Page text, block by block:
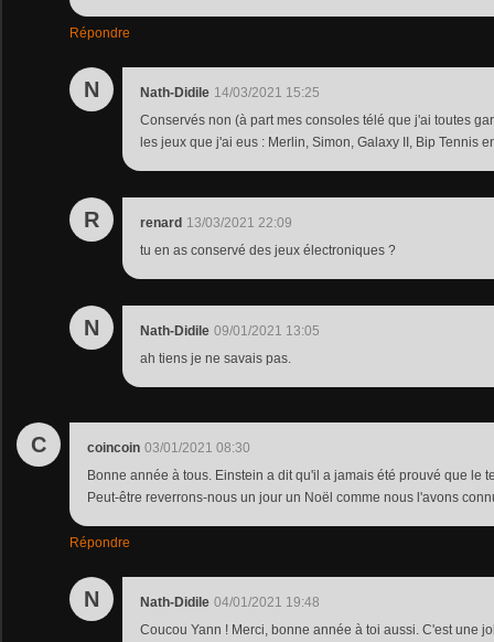
Répondre
N Nath-Didile 14/03/2021 15:25
Conservés non (à part mes consoles télé que j'ai toutes
les jeux que j'ai eus : Merlin, Simon, Galaxy II, Bip Tennis
R renard 13/03/2021 22:09
tu en as conservé des jeux électroniques ?
N Nath-Didile 09/01/2021 13:05
ah tiens je ne savais pas.
C coincoin 03/01/2021 08:30
Bonne année à tous. Einstein a dit qu'il a jamais été prouvé que le
Peut-être reverrons-nous un jour un Noël comme nous l'avons
Répondre
N Nath-Didile 04/01/2021 19:48
Coucou Yann ! Merci, bonne année à toi aussi. C'est une